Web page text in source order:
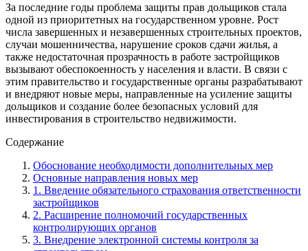
За последние годы проблема защиты прав дольщиков стала
одной из приоритетных на государственном уровне. Рост
числа завершенных и незавершенных строительных проектов,
случаи мошенничества, нарушение сроков сдачи жилья, а
также недостаточная прозрачность в работе застройщиков
вызывают обеспокоенность у населения и власти. В связи с
этим правительство и государственные органы разрабатывают
и внедряют новые меры, направленные на усиление защиты
дольщиков и создание более безопасных условий для
инвестирования в строительство недвижимости.
Содержание
Обоснование необходимости дополнительных мер
Основные направления новых мер
1. Введение обязательного страхования ответственности
застройщиков
2. Расширение полномочий государственных
контролирующих органов
3. Внедрение электронной системы контроля за